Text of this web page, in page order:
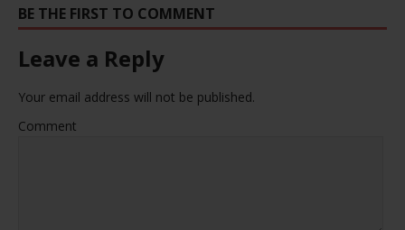
BE THE FIRST TO COMMENT
Leave a Reply
Your email address will not be published.
Comment